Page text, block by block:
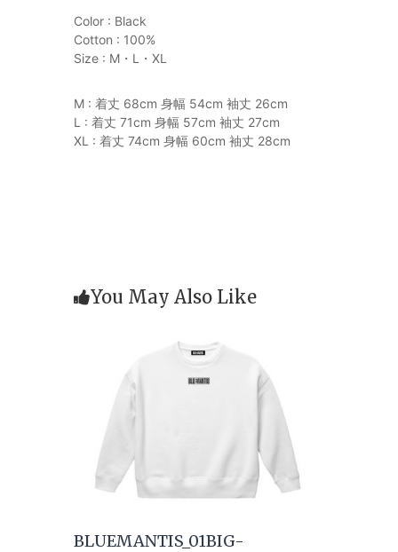
Color : Black
Cotton : 100%
Size : M・L・XL
M : 着丈 68cm 身幅 54cm 袖丈 26cm
L : 着丈 71cm 身幅 57cm 袖丈 27cm
XL : 着丈 74cm 身幅 60cm 袖丈 28cm
You May Also Like
BLUEMANTIS_01BIG-